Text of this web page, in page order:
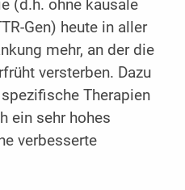
(d.h. ohne kausale
Gen) heute in aller
mehr, an der die
versterben. Dazu
Therapien
ein sehr hohes
verbesserte